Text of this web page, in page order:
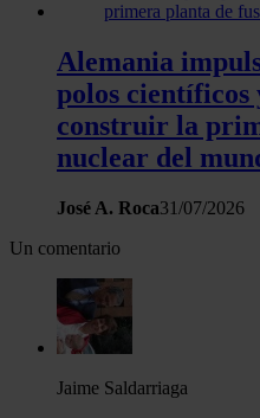
Alemania
polos científicos
construir la
nuclear del
José A. Roca31/07/2026
Un comentario
Jaime Saldarriaga